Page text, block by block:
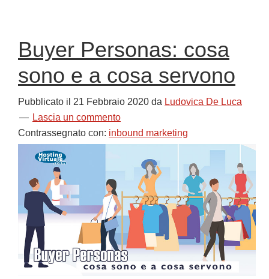
Buyer Personas: cosa
sono e a cosa servono
Pubblicato il 21 Febbraio 2020 da Ludovica De Luca
Lascia un commento
Contrassegnato con: inbound marketing